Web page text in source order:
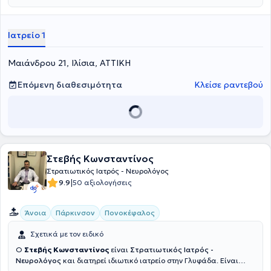
Ιατρείο 1
Μαιάνδρου 21, Ιλίσια, ΑΤΤΙΚΗ
Επόμενη διαθεσιμότητα
Κλείσε ραντεβού
Στεβής Κωνσταντίνος
Στρατιωτικός Ιατρός - Νευρολόγος
9.9|50 αξιολογήσεις
Άνοια Πάρκινσον Πονοκέφαλος
Σχετικά με τον ειδικό
Ο Στεβής Κωνσταντίνος είναι Στρατιωτικός Ιατρός -
Νευρολόγος και διατηρεί ιδιωτικό ιατρείο στην Γλυφάδα. Είναι